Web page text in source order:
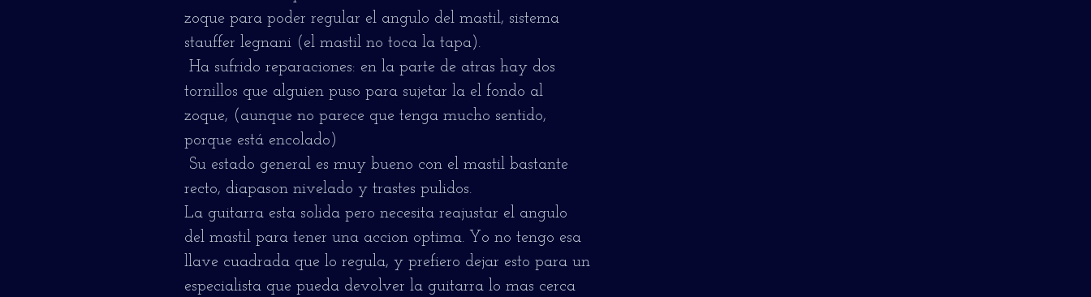
zoque para poder regular el angulo del mastil, sistema
stauffer legnani (el mastil no toca la tapa).
Ha sufrido reparaciones: en la parte de atras hay dos
tornillos que alguien puso para sujetar la el fondo al
zoque, (aunque no parece que tenga mucho sentido,
porque está encolado)
Su estado general es muy bueno con el mastil bastante
recto, diapason nivelado y trastes pulidos.
La guitarra esta solida pero necesita reajustar el angulo
del mastil para tener una accion optima. Yo no tengo esa
llave cuadrada que lo regula, y prefiero dejar esto para un
especialista que pueda devolver la guitarra lo mas cerca